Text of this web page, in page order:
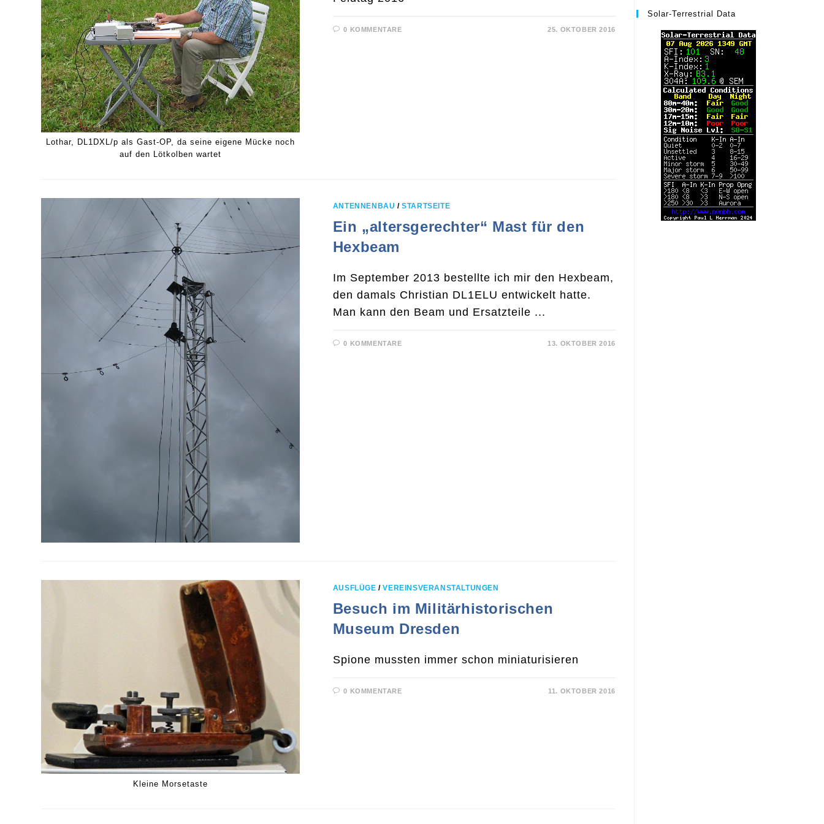
Lothar, DL1DXL/p als Gast-OP, da seine eigene Mücke noch
auf den Lötkolben wartet
0 KOMMENTARE 25. OKTOBER 2016
ANTENNENBAU /STARTSEITE
Ein „altersgerechter“ Mast für den
Hexbeam
Im September 2013 bestellte ich mir den Hexbeam,
den damals Christian DL1ELU entwickelt hatte.
Man kann den Beam und Ersatzteile ...
0 KOMMENTARE 13. OKTOBER 2016
Kleine Morsetaste
AUSFLÜGE /VEREINSVERANSTALTUNGEN
Besuch im Militärhistorischen
Museum Dresden
Spione mussten immer schon miniaturisieren
0 KOMMENTARE 11. OKTOBER 2016
Solar-Terrestrial Data